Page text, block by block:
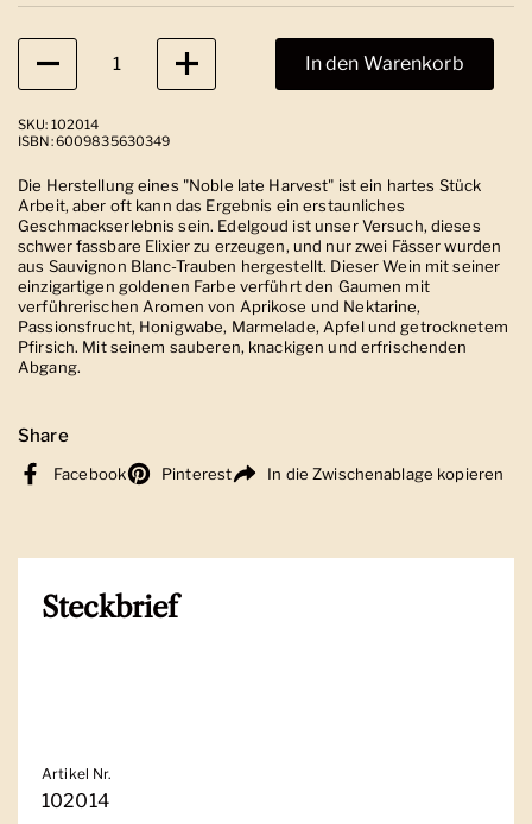
Anzahl
In den Warenkorb
SKU: 102014
ISBN: 6009835630349
Die Herstellung eines "Noble late Harvest" ist ein hartes Stück
Arbeit, aber oft kann das Ergebnis ein erstaunliches
Geschmackserlebnis sein. Edelgoud ist unser Versuch, dieses
schwer fassbare Elixier zu erzeugen, und nur zwei Fässer wurden
aus Sauvignon Blanc-Trauben hergestellt. Dieser Wein mit seiner
einzigartigen goldenen Farbe verführt den Gaumen mit
verführerischen Aromen von Aprikose und Nektarine,
Passionsfrucht, Honigwabe, Marmelade, Apfel und getrocknetem
Pfirsich. Mit seinem sauberen, knackigen und erfrischenden
Abgang.
Share
Facebook Pinterest In die Zwischenablage kopieren
Steckbrief
Artikel Nr.
102014